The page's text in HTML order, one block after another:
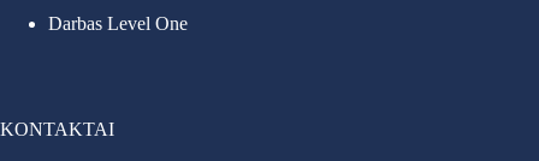
Darbas Level One
KONTAKTAI